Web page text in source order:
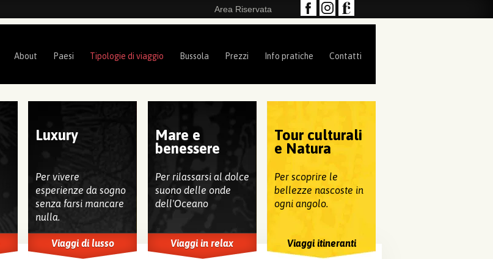
Area Riservata
About Paesi Tipologie di viaggio Bussola Prezzi Info pratiche Contatti
Luxury
Per vivere
esperienze da sogno
senza farsi mancare
nulla.
Viaggi di lusso
Mare e
benessere
Per rilassarsi al dolce
suono delle onde
dell'Oceano
Viaggi in relax
Tour culturali
e Natura
Per scoprire le
bellezze nascoste in
ogni angolo.
Viaggi itineranti